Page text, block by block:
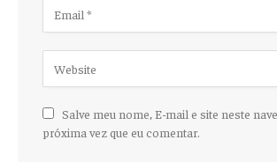
Salve meu nome, E-mail e site neste
próxima vez que eu comentar.